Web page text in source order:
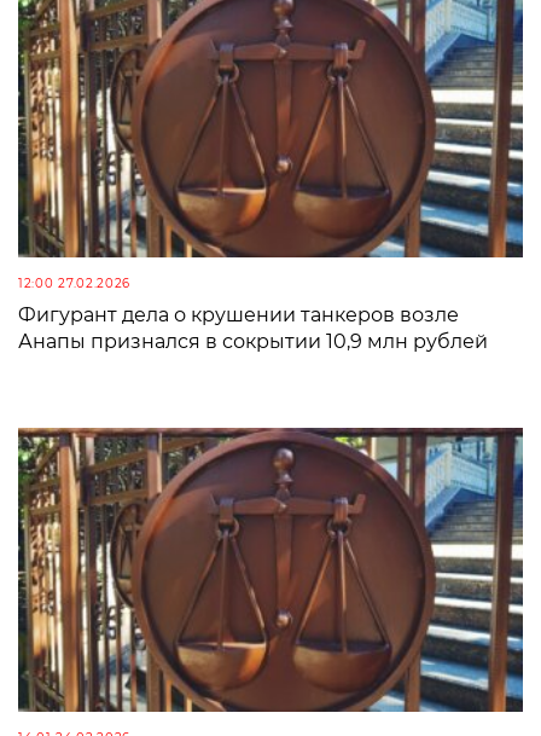
12:00 27.02.2026
Фигурант дела о крушении танкеров возле
Анапы признался в сокрытии 10,9 млн рублей